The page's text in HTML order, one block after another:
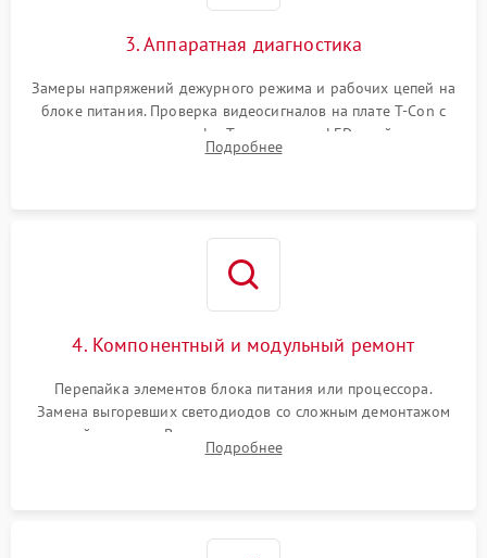
3. Аппаратная диагностика
Замеры напряжений дежурного режима и рабочих цепей на
блоке питания. Проверка видеосигналов на плате T-Con с
помощью осциллографа. Тестирование LED-драйвера и
светодиодных планок подсветки мультиметром.
Подробнее
4. Компонентный и модульный ремонт
Перепайка элементов блока питания или процессора.
Замена выгоревших светодиодов со сложным демонтажом
хрупкой матрицы. Восстановление поврежденных дорожек,
прошивка микросхем памяти EEPROM
Подробнее